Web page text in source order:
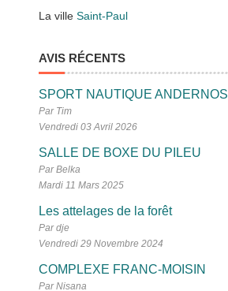
La villeSaint-Paul
AVIS RÉCENTS
SPORT NAUTIQUE ANDERNOS
Par Tim
Vendredi 03 Avril 2026
SALLE DE BOXE DU PILEU
Par Belka
Mardi 11 Mars 2025
Les attelages de la forêt
Par dje
Vendredi 29 Novembre 2024
COMPLEXE FRANC-MOISIN
Par Nisana